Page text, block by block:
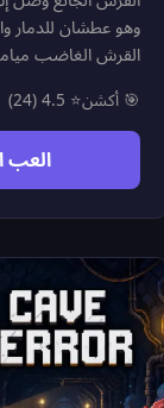
وهو عطشان للدمار
القرش الغاضب
هو تدمير كل ما
اصطد السباحين
القوارب وأهلك
الوصول إلى
الجو! ابتلع البشر
أكمل المهمات
النتائج لفتح أقوى
الأرقام القياسية
رحمة. هل يمكن
مياه ميامي وهو في
🎯 أكشن⭐ 4.5 (24)
العب